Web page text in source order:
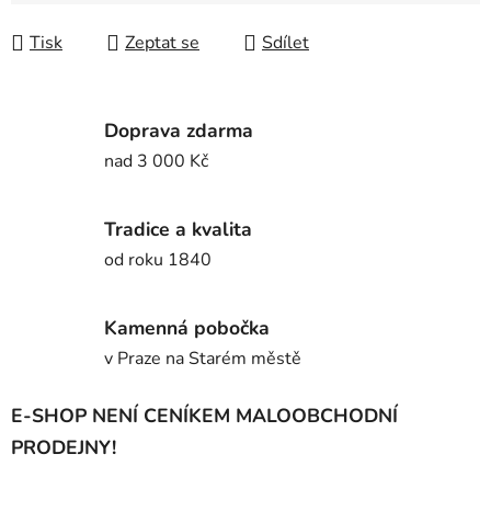
Tisk Zeptat se Sdílet
Doprava zdarma
nad 3 000 Kč
Tradice a kvalita
od roku 1840
Kamenná pobočka
v Praze na Starém městě
E-SHOP NENÍ CENÍKEM MALOOBCHODNÍ
PRODEJNY!